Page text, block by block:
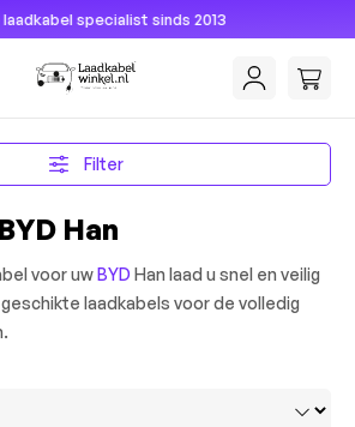
laadkabel specialist sinds 2013
Filter
Han
voor uwBYD Han laad u snel en veilig
laadkabels voor de volledig